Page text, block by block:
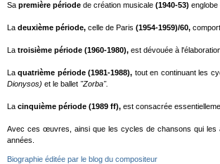
Sa première période de création musicale (1940-53)
La deuxième période, celle de Paris (1954-1959)/60,
La troisième période (1960-1980), est dévouée à
Laquatrième période (1981-1988), tout en continuant les
Dionysos) et le ballet "Zorba".
La cinquième période (1989 ff), est consacrée
Avec ces œuvres, ainsi que les cycles de chansons qui les
années.
Biographie éditée par le blog du compositeur